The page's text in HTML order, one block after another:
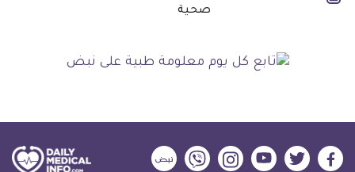
صحية
ديلي
ديلي
ديلي
ديلي
ديلي
ديلي